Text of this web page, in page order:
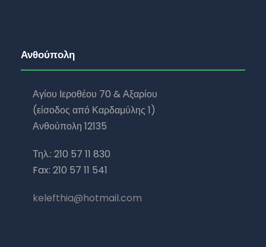
Ανθούπολη
Αγίου Ιεροθέου 70 & Αξαρίου
(είσοδος από Καρδαμύλης 1)
Ανθούπολη 12135
Τηλ.: 210 57 11 830
Fax: 210 57 11 541
kelefthia@hotmail.com